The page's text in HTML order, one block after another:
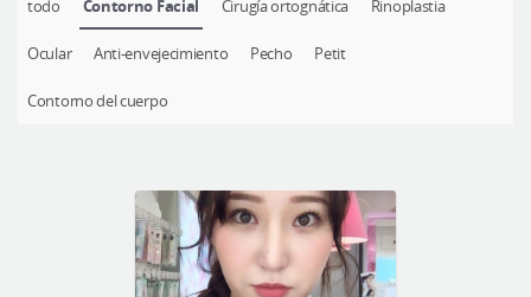
Cirugía plástica segura
Consulta en línea
Antes y después
todo Contorno Facial Cirugía ortognática Rinoplastia
Ocular Anti-envejecimiento Pecho Petit
Contorno del cuerpo